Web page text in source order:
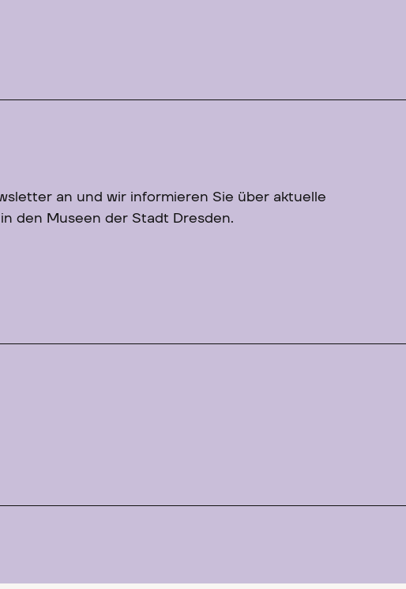
an und wir informieren Sie über aktuelle
den Museen der Stadt Dresden.